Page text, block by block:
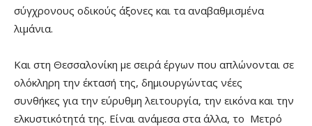
σύγχρονους οδικούς άξονες και τα αναβαθμισμένα
λιμάνια.
Και στη Θεσσαλονίκη με σειρά έργων που απλώνονται σε
ολόκληρη την έκτασή της, δημιουργώντας νέες
συνθήκες για την εύρυθμη λειτουργία, την εικόνα και την
ελκυστικότητά της. Είναι ανάμεσα στα άλλα, το Μετρό